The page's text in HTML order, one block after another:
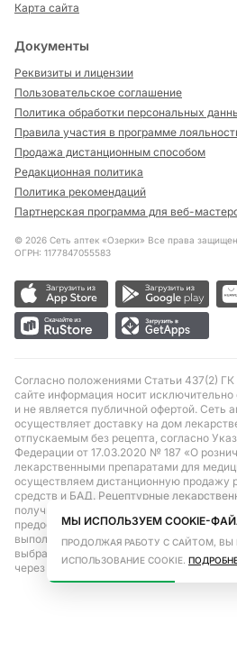
Карта сайта
Документы
Реквизиты и лицензии
Пользовательское соглашение
Политика обработки персональных
Правила участия в программе
Продажа дистанционным способом
Редакционная политика
Политика рекомендаций
Партнерская программа для веб-
© 2026 Сеть аптек «Озерки» Все права
ОГРН: 1177847055583
Согласно положениями Статьи 437(2)
сайте информация носит
и не является публичной офертой. Сеть
осуществляет доставку на дом
отпускаемым без рецепта, согласно
Федерации от 17.03.2020 № 187 «О
лекарственными препаратами для
осуществляем дистанционную продажу
средств и БАД. Рецептурные
получить только при помощи самовывоза
предоставлении рецепта, выписанного
выполняется при условиях
выбранном аптечном пункте. Цена
через сайт.
МЫ ИСПОЛЬЗУЕМ COOKIE-
ПРОДОЛЖАЯ РАБОТУ С САЙТОМ, ВЫ
ИСПОЛЬЗОВАНИЕ COOKIE.